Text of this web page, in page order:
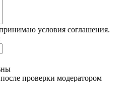
условия соглашения.
проверки модератором